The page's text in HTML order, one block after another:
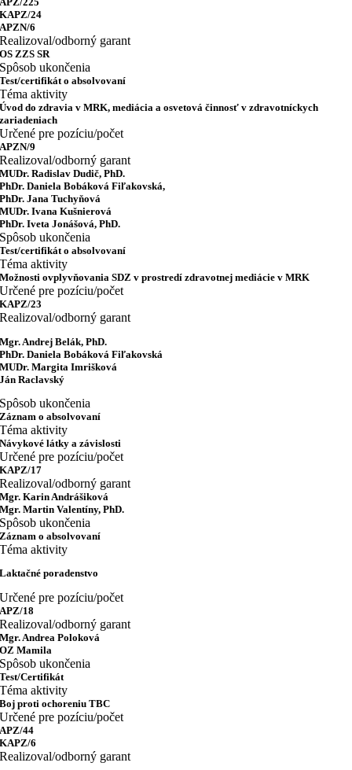
KAPZ/24
APZN/6
Realizoval/odborný garant
OS ZZS SR
Spôsob ukončenia
Test/certifikát o absolvovaní
Téma aktivity
Úvod do zdravia v MRK, mediácia a osvetová činnosť v zdravotníckych
zariadeniach
Určené pre pozíciu/počet
APZN/9
Realizoval/odborný garant
MUDr. Radislav Dudič, PhD.
PhDr. Daniela Bobáková Fiľakovská,
PhDr. Jana Tuchyňová
MUDr. Ivana Kušnierová
PhDr. Iveta Jonášová, PhD.
Spôsob ukončenia
Test/certifikát o absolvovaní
Téma aktivity
Možnosti ovplyvňovania SDZ v prostredí zdravotnej mediácie v MRK
Určené pre pozíciu/počet
KAPZ/23
Realizoval/odborný garant
Mgr. Andrej Belák, PhD.
PhDr. Daniela Bobáková Fiľakovská
MUDr. Margita Imrišková
Ján Raclavský
Spôsob ukončenia
Záznam o absolvovaní
Téma aktivity
Návykové látky a závislosti
Určené pre pozíciu/počet
KAPZ/17
Realizoval/odborný garant
Mgr. Karin Andrášiková
Mgr. Martin Valentíny, PhD.
Spôsob ukončenia
Záznam o absolvovaní
Téma aktivity
Laktačné poradenstvo
Určené pre pozíciu/počet
APZ/18
Realizoval/odborný garant
Mgr. Andrea Poloková
OZ Mamila
Spôsob ukončenia
Test/Certifikát
Téma aktivity
Boj proti ochoreniu TBC
Určené pre pozíciu/počet
APZ/44
KAPZ/6
Realizoval/odborný garant